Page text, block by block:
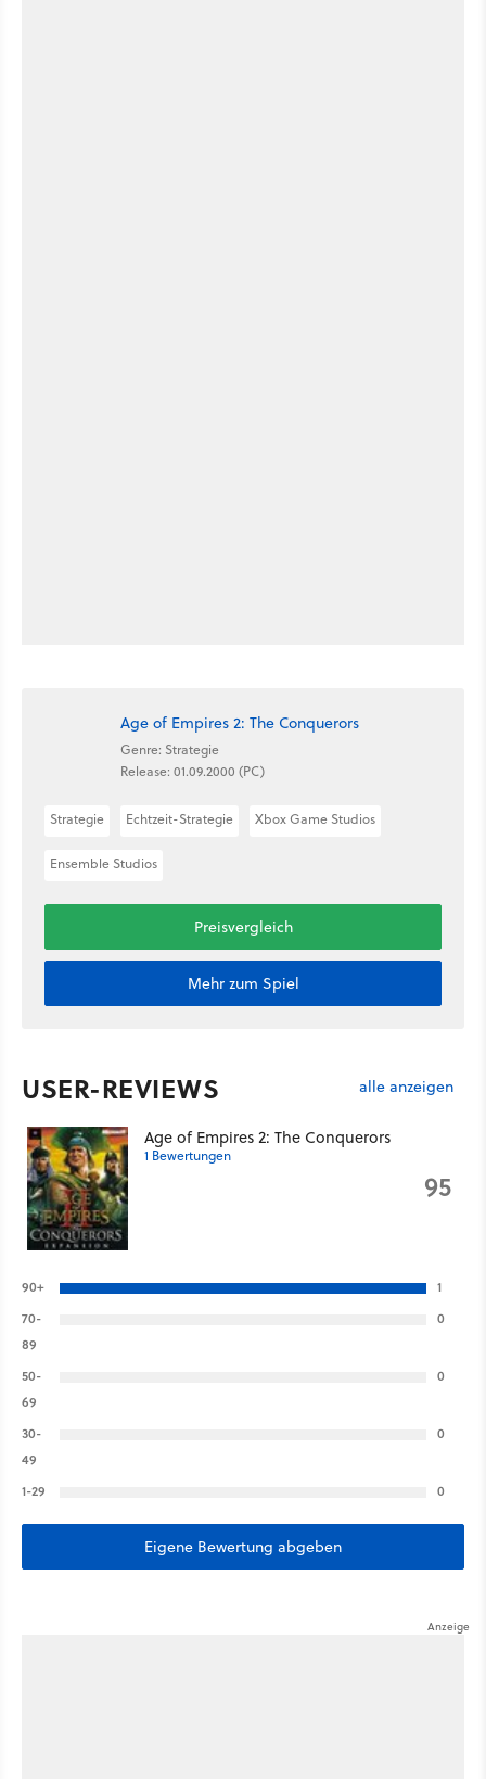
Age of Empires 2: The Conquerors
Genre: Strategie
Release: 01.09.2000 (PC)
Strategie Echtzeit-Strategie Xbox Game Studios
Ensemble Studios
Preisvergleich
Mehr zum Spiel
USER-REVIEWS alle anzeigen
Age of Empires 2: The Conquerors
1 Bewertungen
95
90+
1
70-
89
0
50-
69
0
30-
49
0
1-29 0
Eigene Bewertung abgeben